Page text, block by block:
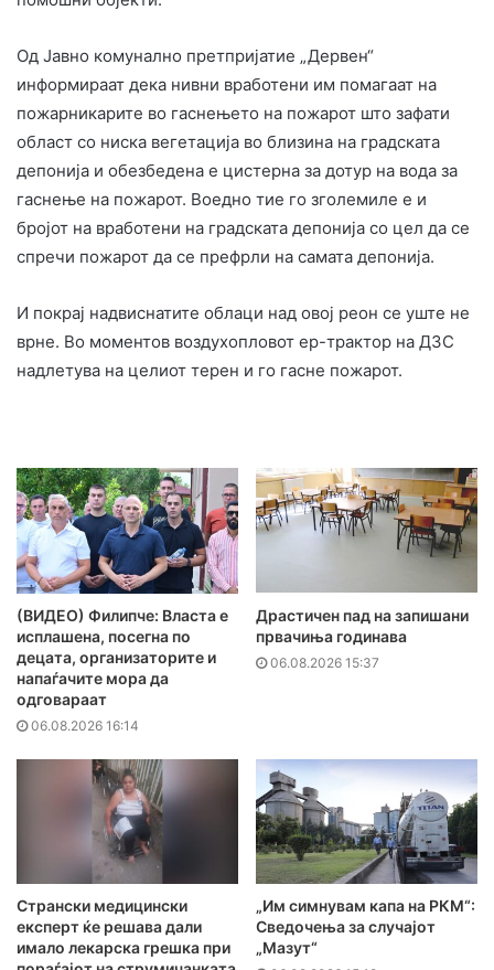
Од Јавно комунално претпријатие „Дервен“
информираат дека нивни вработени им помагаат на
пожарникарите во гаснењето на пожарот што зафати
област со ниска вегетација во близина на градската
депонија и обезбедена е цистерна за дотур на вода за
гаснење на пожарот. Воедно тие го зголемиле е и
бројот на вработени на градската депонија со цел да се
спречи пожарот да се префрли на самата депонија.
И покрај надвиснатите облаци над овој реон се уште не
врне. Во моментов воздухопловот ер-трактор на ДЗС
надлетува на целиот терен и го гасне пожарот.
(ВИДЕО) Филипче: Власта е
исплашена, посегна по
децата, организаторите и
напаѓачите мора да
одговараат
06.08.2026 16:14
Драстичен пад на запишани
првачиња годинава
06.08.2026 15:37
Странски медицински
експерт ќе решава дали
имало лекарска грешка при
„Им симнувам капа на РКМ“:
Сведочења за случајот
„Мазут“